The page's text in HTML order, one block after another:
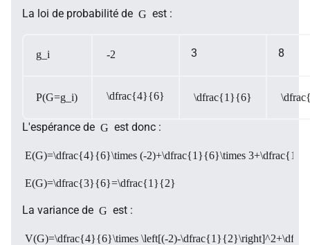
La loi de probabilité de G est :
g_i -2 3 8
P(G=g_i) \dfrac{4}{6} \dfrac{1}{6}
L'espérance de G est donc :
E(G)=\dfrac{4}{6}\times (-2)+\dfrac{1}{6}\times
E(G)=\dfrac{3}{6}=\dfrac{1}{2}
La variance de G est :
V(G)=\dfrac{4}{6}\times \left[(-2)-